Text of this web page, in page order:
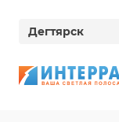
Дегтярск